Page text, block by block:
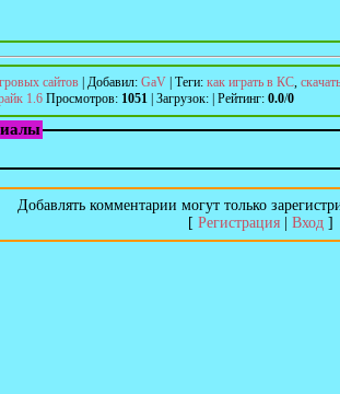
сайтов Добавил: GaV Теги: как играть в КС,
1.6 Просмотров: 1051 Загрузок: Рейтинг: 0.0/0
Добавлять комментарии могут только
[ Регистрация| Вход]